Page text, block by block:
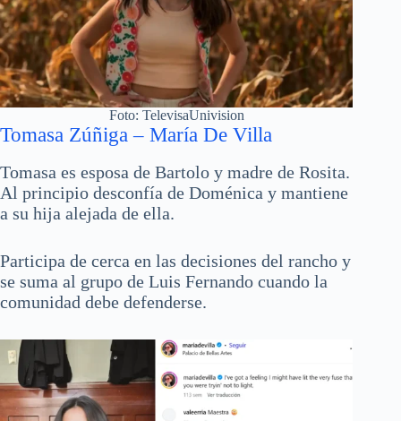
Foto: TelevisaUnivision
Tomasa Zúñiga – María De Villa
Tomasa es esposa de Bartolo y madre de Rosita.
Al principio desconfía de Doménica y mantiene
a su hija alejada de ella.
Participa de cerca en las decisiones del rancho y
se suma al grupo de Luis Fernando cuando la
comunidad debe defenderse.